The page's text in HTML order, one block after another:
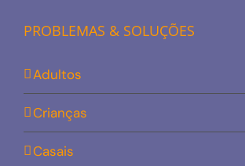
PROBLEMAS & SOLUÇÕES
Adultos
Crianças
Casais